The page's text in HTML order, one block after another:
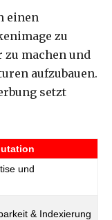
einen
zu
machen und
aufzubauen.
setzt
und
& Indexierung